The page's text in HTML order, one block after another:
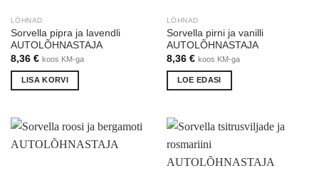
LÕHNAD
Sorvella pipra ja lavendli
AUTOLÕHNASTAJA
8,36 € koos KM-ga
LISA KORVI
LÕHNAD
Sorvella pirni ja vanilli
AUTOLÕHNASTAJA
8,36 € koos KM-ga
LOE EDASI